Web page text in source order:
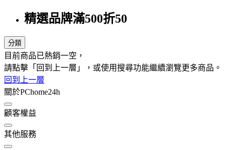
精選品牌滿500折50
分類
目前商品已熱銷一空，
請點擊「回到上一層」，或使用搜尋功能繼續瀏覽更多商品。
回到上一層
關於PChome24h
顧客權益
其他服務